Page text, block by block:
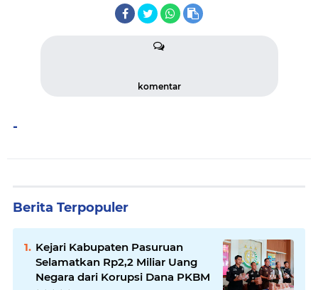
komentar
-
Berita Terpopuler
Kejari Kabupaten Pasuruan
Selamatkan Rp2,2 Miliar Uang
Negara dari Korupsi Dana PKBM